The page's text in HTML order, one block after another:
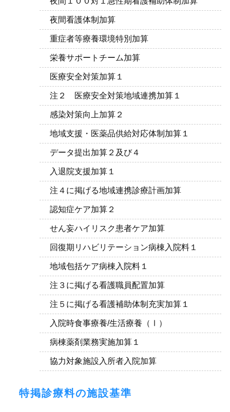
夜間看護体制加算
重症者等療養環境特別加算
栄養サポートチーム加算
医療安全対策加算１
注２ 医療安全対策地域連携加算１
感染対策向上加算２
地域支援・医薬品供給対応体制加算１
データ提出加算２及び４
入退院支援加算１
注４に掲げる地域連携診療計画加算
認知症ケア加算２
せん妄ハイリスク患者ケア加算
回復期リハビリテーション病棟入院料１
地域包括ケア病棟入院料１
注３に掲げる看護職員配置加算
注５に掲げる看護補助体制充実加算１
入院時食事療養/生活療養（Ⅰ）
病棟薬剤業務実施加算１
協力対象施設入所者入院加算
特掲診療料の施設基準